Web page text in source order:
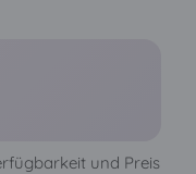
und Preis